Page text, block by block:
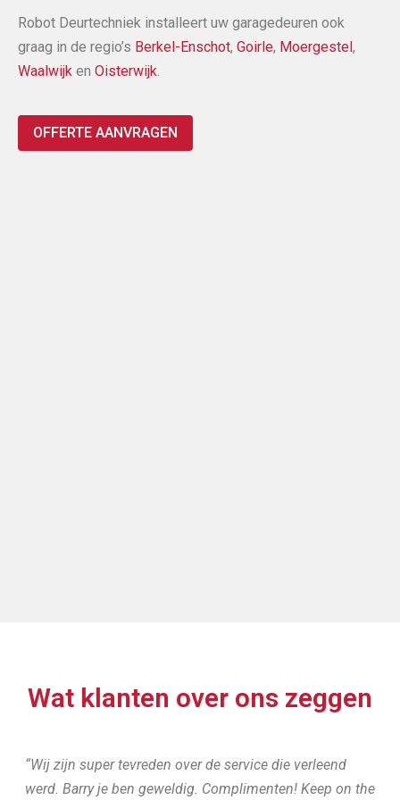
Robot Deurtechniek installeert uw garagedeuren ook
graag in de regio’s Berkel-Enschot, Goirle, Moergestel ,
Waalwijk en Oisterwijk.
OFFERTE AANVRAGEN
Wat klanten over ons zeggen
“Wij zijn super tevreden over de service die verleend
werd. Barry je ben geweldig. Complimenten! Keep on the